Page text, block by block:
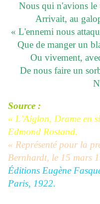
Nous qui n'avions
Arrivait, au
« L'ennemi nous
Que de manger un
Ou vivement,
De nous faire un
Source :
« L’Aiglon, Drame en
Edmond Rostand.
« Représenté pour la
Bernhardt, le 15 mars
Éditions Eugène
Paris, 1922.